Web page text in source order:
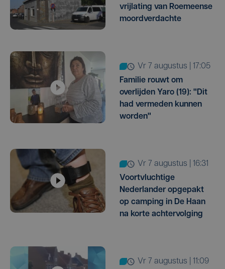
vrijlating van Roemeense
moordverdachte
vr 7 augustus | 17:05
Familie rouwt om
overlijden Yaro (19): "Dit
had vermeden kunnen
worden"
vr 7 augustus | 16:31
Voortvluchtige
Nederlander opgepakt
op camping in De Haan
na korte achtervolging
vr 7 augustus | 11:09